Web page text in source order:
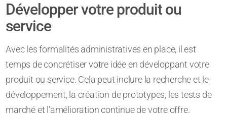
Développer votre produit ou
service
Avec les formalités administratives en place, il est
temps de concrétiser votre idée en développant votre
produit ou service. Cela peut inclure la recherche et le
développement, la création de prototypes, les tests de
marché et l’amélioration continue de votre offre.